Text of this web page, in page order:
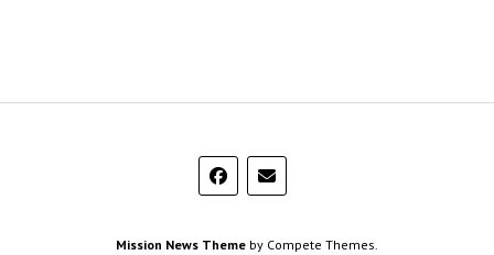
Mission News Theme by Compete Themes.